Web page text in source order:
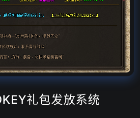
礼包发放系统